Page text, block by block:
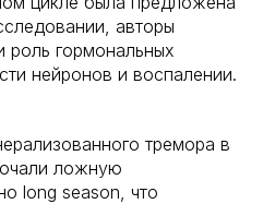
авторы
роль гормональных
нейронов и воспалении.
тремора в
ложную
long season, что